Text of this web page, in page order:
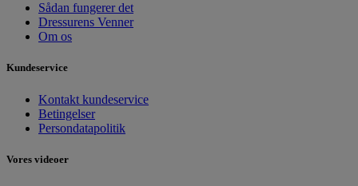
Sådan fungerer det
Dressurens Venner
Om os
Kundeservice
Kontakt kundeservice
Betingelser
Persondatapolitik
Vores videoer